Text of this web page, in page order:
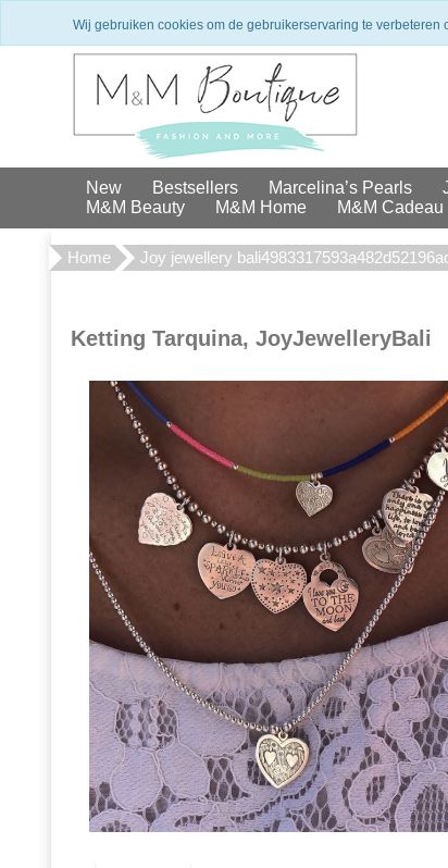
Winkel in Den Haag
New Bestsellers Marcelina’s Pearls
M&M Beauty
M&M Home M&M Cadeau
Home Joy jewellery
Ketting Tarquina, JoyJewelleryBali
Wij gebruiken cookies om de gebruikerservaring te